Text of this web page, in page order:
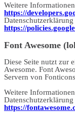
Weitere
https://
https://
Font Awesome
Diese Seite nutzt zur
Awesome. Font
Servern von
Weitere
https://